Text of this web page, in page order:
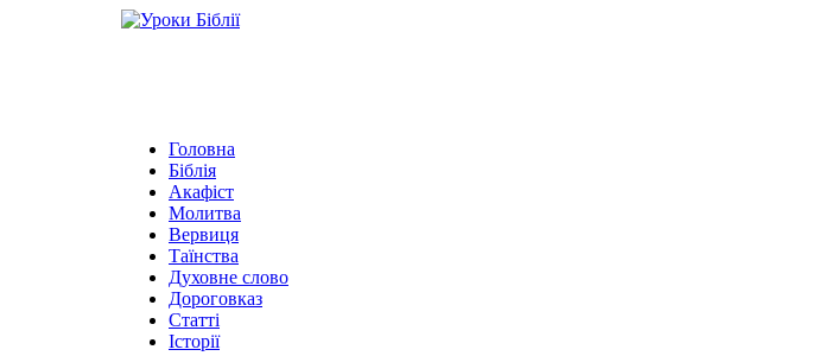
Головна
Біблія
Акафіст
Молитва
Вервиця
Таїнства
Духовне слово
Дороговказ
Cтатті
Історії